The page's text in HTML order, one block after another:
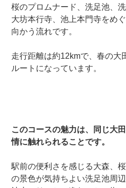
桜のプロムナード、洗足池、
大坊本行寺、池上本門寺をめ
向かう流れです。
走行距離は約12kmで、春の大
ルートになっています。
このコースの魅力は、同じ大
情に触れられることです。
駅前の便利さを感じる大森、
の景色が気持ちよい洗足池周